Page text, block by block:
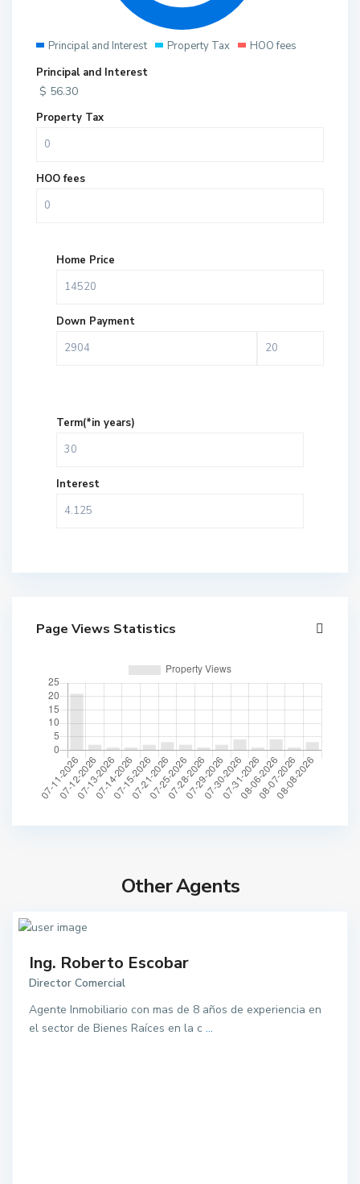
Principal and Interest Property Tax
HOO fees
Principal and Interest
$ 56.30
Property Tax
HOO fees
Home Price
Down Payment
Term(*in years)
Interest
Page Views Statistics
Other Agents
Ing. Roberto Escobar
Director Comercial
Agente Inmobiliario con mas de 8 años de experiencia en
el sector de Bienes Raíces en la c ...